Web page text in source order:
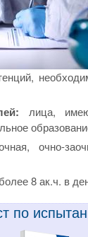
лица,
очно-
8 ак.ч. в
по